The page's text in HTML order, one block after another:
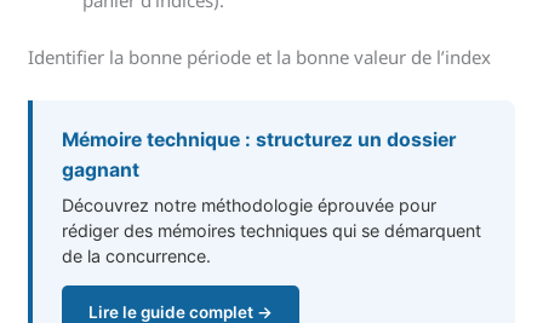
Identifier la bonne période et la bonne valeur de l’index
Mémoire technique : structurez un dossier
gagnant
Découvrez notre méthodologie éprouvée pour
rédiger des mémoires techniques qui se démarquent
de la concurrence.
Lire le guide complet →